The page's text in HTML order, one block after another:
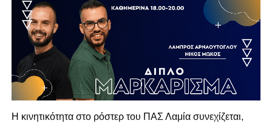
Η κινητικότητα στο ρόστερ του ΠΑΣ Λαμία συνεχίζεται,